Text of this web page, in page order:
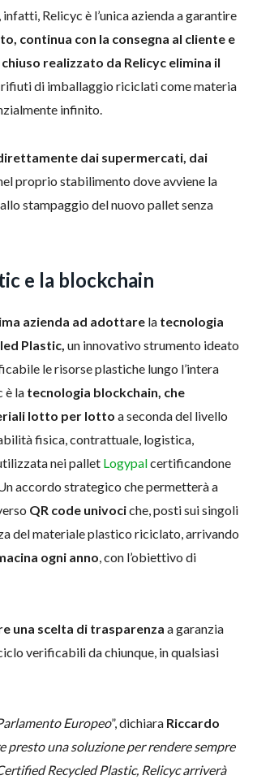
Relicyc è l’unica azienda a garantire
continua con la consegna al cliente e
realizzato da Relicyc elimina il
di imballaggio riciclati come materia
infinito.
dai supermercati, dai
proprio stabilimento dove avviene la
stampaggio del nuovo pallet senza
e la blockchain
azienda ad adottare la tecnologia
Plastic, un innovativo strumento ideato
le risorse plastiche lungo l’intera
è la tecnologia blockchain, che
lotto per lotto a seconda del livello
fisica, contrattuale, logistica,
nei pallet Logypalcertificandone
accordo strategico che permetterà a
QR code univociche, posti sui singoli
del materiale plastico riciclato, arrivando
ogni anno, con l’obiettivo di
una scelta di trasparenza a garanzia
verificabili da chiunque, in qualsiasi
Europeo”, dichiara Riccardo
presto una soluzione per rendere sempre
Recycled Plastic, Relicyc arriverà